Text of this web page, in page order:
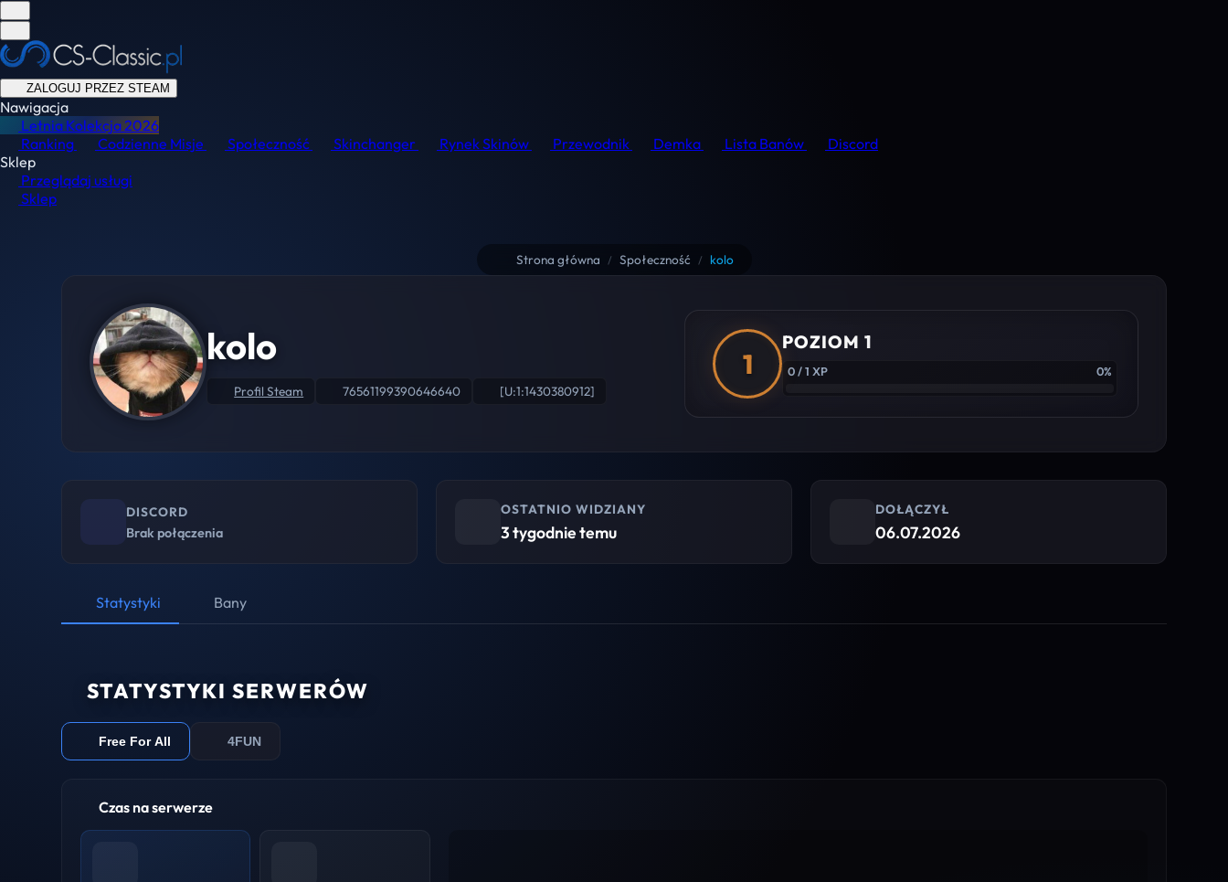
ZALOGUJ PRZEZ STEAM
Nawigacja
Letnia Kolekcja2026
Ranking
Codzienne Misje Społeczność Skinchanger Rynek Skinów Przewodnik Demka Lista Banów
Discord
Sklep
Przeglądaj usługi
Sklep
Strona główna / Społeczność / kolo
kolo
Profil Steam 76561199390646640 [U:1:1430380912]
1
POZIOM 1
0 / 1 XP 0%
DISCORD
Brak połączenia
OSTATNIO WIDZIANY
3 tygodnie temu
DOŁĄCZYŁ
06.07.2026
Statystyki Bany
STATYSTYKI SERWERÓW
Free For All 4FUN
Czas na serwerze